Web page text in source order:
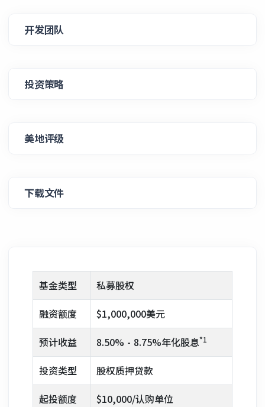
开发团队
投资策略
美地评级
下载文件
基金类型
私募股权
融资额度
$1,000,000美元
预计收益
8.50% - 8.75%年化股息*1
投资类型
股权质押贷款
起投额度
$10,000/认购单位